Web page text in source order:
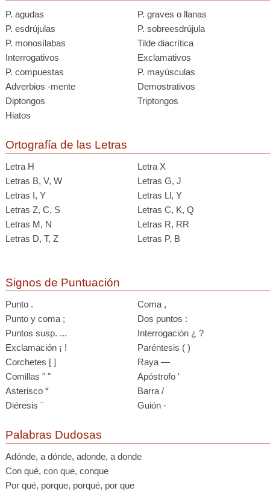
P. agudas
P. graves o llanas
P. esdrújulas
P. sobreesdrújula
P. monosílabas
Tilde diacrítica
Interrogativos
Exclamativos
P. compuestas
P. mayúsculas
Adverbios -mente
Demostrativos
Diptongos
Triptongos
Hiatos
Ortografía de las Letras
Letra H
Letra X
Letras B, V, W
Letras G, J
Letras I, Y
Letras Ll, Y
Letras Z, C, S
Letras C, K, Q
Letras M, N
Letras R, RR
Letras D, T, Z
Letras P, B
Signos de Puntuación
Punto .
Coma ,
Punto y coma ;
Dos puntos :
Puntos susp. ...
Interrogación ¿ ?
Exclamación ¡ !
Paréntesis ( )
Corchetes [ ]
Raya —
Comillas " "
Apóstrofo '
Asterisco *
Barra /
Diéresis ¨
Guión -
Palabras Dudosas
Adónde, a dónde, adonde, a donde
Con qué, con que, conque
Por qué, porque, porqué, por que